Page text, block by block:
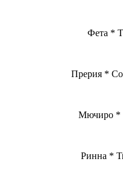
Фета *
Прерия *
Мючиро *
Ринна *